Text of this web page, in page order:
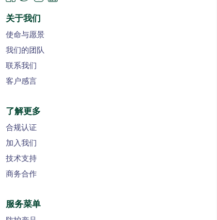
关于我们
使命与愿景
我们的团队
联系我们
客户感言
了解更多
合规认证
加入我们
技术支持
商务合作
服务菜单